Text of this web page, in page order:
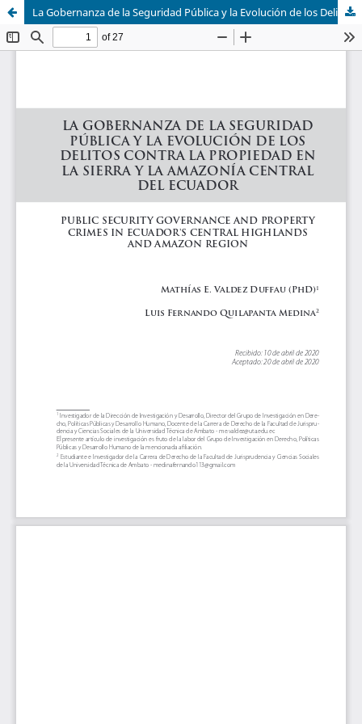
La Gobernanza de la Seguridad Pública y la Evolución de los Delitos contra la Propiedad en la Sierra y la Amazonía Central del Ecuador